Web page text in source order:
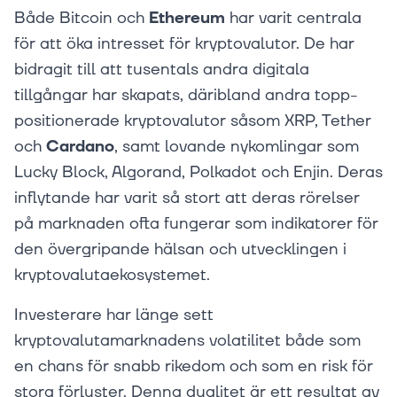
Både Bitcoin och Ethereum har varit centrala
för att öka intresset för kryptovalutor. De har
bidragit till att tusentals andra digitala
tillgångar har skapats, däribland andra topp-
positionerade kryptovalutor såsom XRP, Tether
och Cardano, samt lovande nykomlingar som
Lucky Block, Algorand, Polkadot och Enjin. Deras
inflytande har varit så stort att deras rörelser
på marknaden ofta fungerar som indikatorer för
den övergripande hälsan och utvecklingen i
kryptovalutaekosystemet.
Investerare har länge sett
kryptovalutamarknadens volatilitet både som
en chans för snabb rikedom och som en risk för
stora förluster. Denna dualitet är ett resultat av